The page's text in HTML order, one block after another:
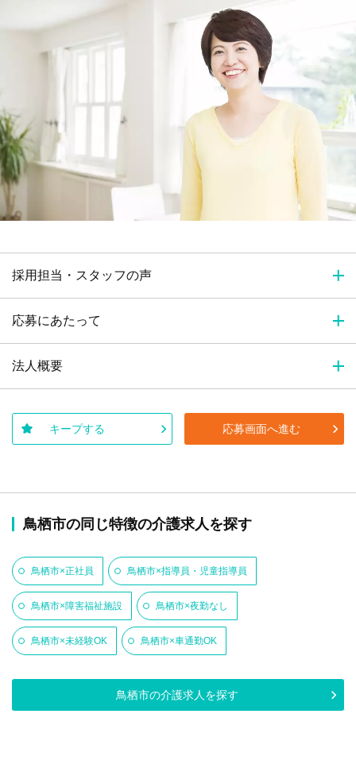
採用担当・スタッフの声
応募にあたって
法人概要
キープする 応募画面へ進む
鳥栖市の同じ特徴の介護求人を探す
鳥栖市×正社員 鳥栖市×指導員・児童指導員
鳥栖市×障害福祉施設 鳥栖市×夜勤なし
鳥栖市×未経験OK 鳥栖市×車通勤OK
鳥栖市の介護求人を探す